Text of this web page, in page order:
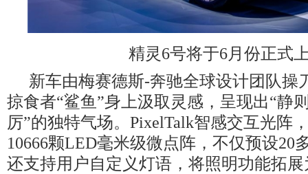
精灵6号将于6月份正式
新车由梅赛德斯-奔驰全球设计团队操
掠食者“鲨鱼”身上汲取灵感，呈现出“静
厉”的独特气场。PixelTalk智感交互光阵
10666颗LED毫米级微点阵，不仅预设20
还支持用户自定义灯语，将照明功能拓